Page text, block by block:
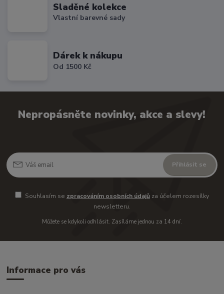
Sladěné kolekce
Vlastní barevné sady
Dárek k nákupu
Od 1500 Kč
Nepropásněte novinky, akce a slevy!
Přihlásit se
Souhlasím se zpracováním osobních údajůza účelem rozesílky
newsletteru.
Můžete se kdykoli odhlásit. Zasíláme jednou za 14 dní.
Informace pro vás